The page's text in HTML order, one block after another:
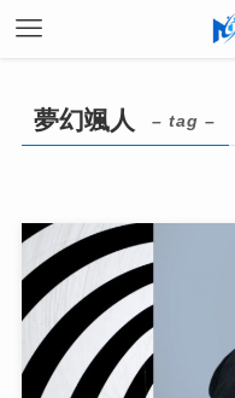
夢幻颯人 – tag –